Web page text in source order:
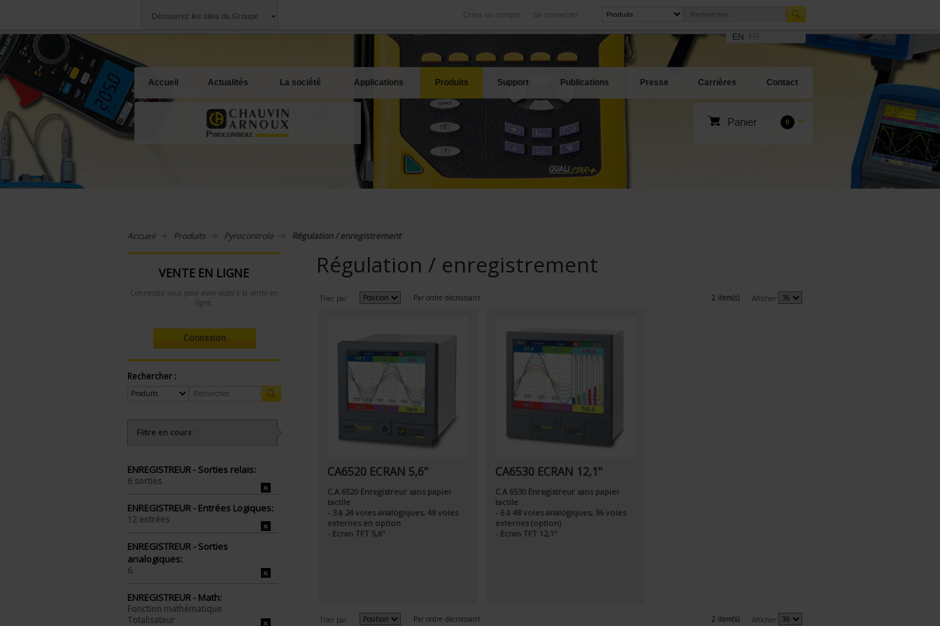
Découvrez les sites du Groupe Se connecter
Créer un compte
International
Nos filiales à l'étranger
Nos meilleures offres
EN
Accueil Actualités La société Applications Produits Support Publications Presse Carrières Contact
Panier 0
Accueil Produits Pyrocontrole Régulation / enregistrement
VENTE EN LIGNE
Connectez-vous pour avoir accès à la vente en
ligne.
Connexion
Rechercher :
Filtre en cours :
ENREGISTREUR - Sorties relais:
6 sorties
ENREGISTREUR - Entrées Logiques:
12 entrées
ENREGISTREUR - Sorties
analogiques:
6
ENREGISTREUR - Math:
Fonction mathématique
Totalisateur
Régulation / enregistrement
Trier par Par ordre décroissant 2 item(s) Afficher
CA6520 ECRAN 5,6"
C.A 6520 Enregistreur sans papier
tactile
- 3 à 24 voies analogiques, 48 voies
externes en option
- Ecran TFT 5,6"
CA6530 ECRAN 12,1"
C.A 6530 Enregistreur sans papier
tactile
- 6 à 48 voies analogiques, 96 voies
externes (option)
- Ecran TFT 12,1"
Trier par Par ordre décroissant 2 item(s) Afficher